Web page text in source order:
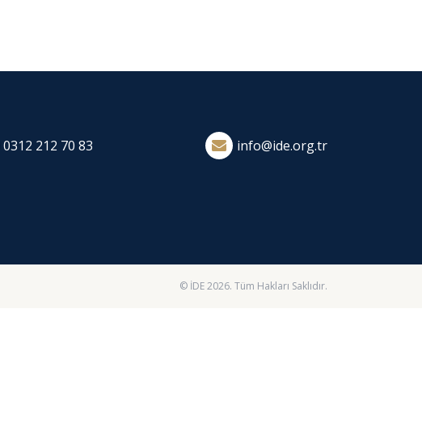
0312 212 70 83 info@ide.org.tr
© İDE 2026. Tüm Hakları Saklıdır.